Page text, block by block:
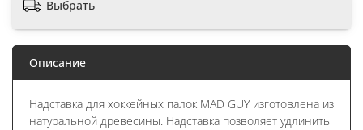
Выбрать
Описание
Надставка для хоккейных палок MAD GUY изготовлена из
натуральной древесины. Надставка позволяет удлинить